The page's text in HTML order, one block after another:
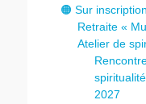
🟠 Sur inscription
Retraite «
Atelier de
2027